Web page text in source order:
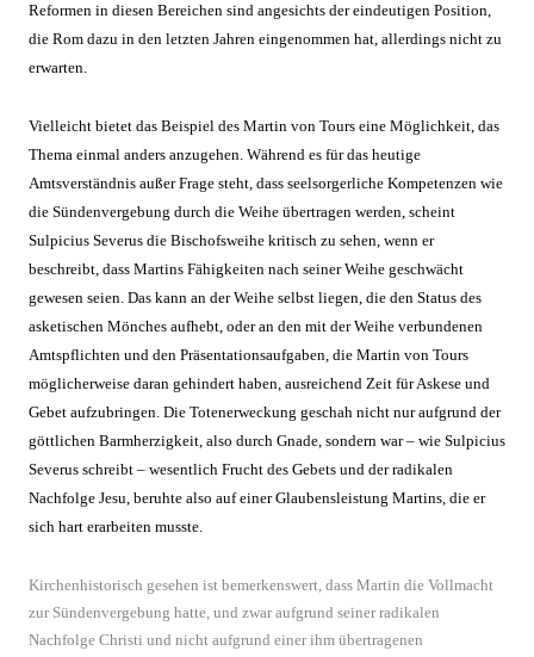
Reformen in diesen Bereichen sind angesichts der eindeutigen Position,
die Rom dazu in den letzten Jahren eingenommen hat, allerdings nicht zu
erwarten.
Vielleicht bietet das Beispiel des Martin von Tours eine Möglichkeit, das
Thema einmal anders anzugehen. Während es für das heutige
Amtsverständnis außer Frage steht, dass seelsorgerliche Kompetenzen wie
die Sündenvergebung durch die Weihe übertragen werden, scheint
Sulpicius Severus die Bischofsweihe kritisch zu sehen, wenn er
beschreibt, dass Martins Fähigkeiten nach seiner Weihe geschwächt
gewesen seien. Das kann an der Weihe selbst liegen, die den Status des
asketischen Mönches aufhebt, oder an den mit der Weihe verbundenen
Amtspflichten und den Präsentationsaufgaben, die Martin von Tours
möglicherweise daran gehindert haben, ausreichend Zeit für Askese und
Gebet aufzubringen. Die Totenerweckung geschah nicht nur aufgrund der
göttlichen Barmherzigkeit, also durch Gnade, sondern war – wie Sulpicius
Severus schreibt – wesentlich Frucht des Gebets und der radikalen
Nachfolge Jesu, beruhte also auf einer Glaubensleistung Martins, die er
sich hart erarbeiten musste.
Kirchenhistorisch gesehen ist bemerkenswert, dass Martin die Vollmacht
zur Sündenvergebung hatte, und zwar aufgrund seiner radikalen
Nachfolge Christi und nicht aufgrund einer ihm übertragenen